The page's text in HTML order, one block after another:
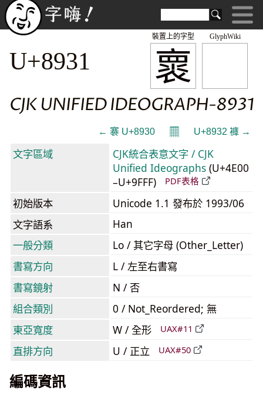
GlyphWiki
褱
裝置上的字型
U+8931
CJK UNIFIED IDEOGRAPH-8931
← 褰 U+8930 𝄜 U+8932 褲 →
文字區域
CJK統合表意文字 / CJK
Unified Ideographs (U+4E00
–U+9FFF)
PDF表格
初始版本
Unicode 1.1 發布於 1993/06
文字語系
Han
一般分類
Lo / 其它字母 (Other_Letter)
書寫方向
L / 左至右書寫
書寫鏡射
N / 否
組合類別
0 / Not_Reordered; 無
東亞寬度
W / 全形 UAX#11
直排方向 U / 正立 UAX#50
編碼資訊